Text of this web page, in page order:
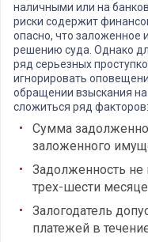
наличными или на
риски содержит
опасно, что заложенное
решению суда. Однако
ряд серьезных
игнорировать
обращении взыскания
сложиться ряд факторов:
Сумма
заложенного
Задолженность не
трех-шести
Залогодатель
платежей в